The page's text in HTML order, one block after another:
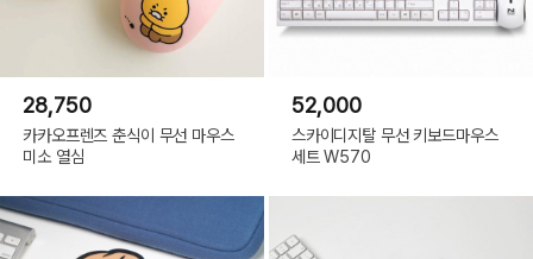
28,750
카카오프렌즈 춘식이 무선 마우스
미소 열심
52,000
스카이디지탈 무선 키보드마우스
세트 W570